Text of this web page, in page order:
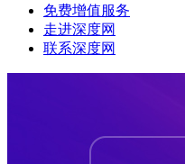
免费增值服务
走进深度网
联系深度网